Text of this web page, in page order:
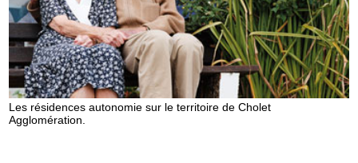
Les résidences autonomie sur le territoire de Cholet
Agglomération.